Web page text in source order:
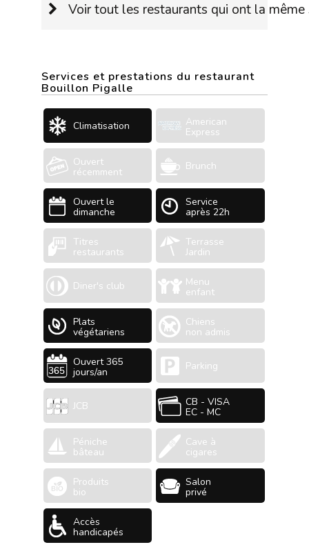
Voir tout les restaurants qui ont la même
Services et prestations du restaurant
Bouillon Pigalle
Climatisation American
Express
Ouvert
récemment Brunch
Ouvert le
dimanche
Service
après 22h
Titres
restaurants
Terrasse
Jardin
Diner's club Menu
enfant
Plats
végétariens
Chiens
non admis
Ouvert 365
jours/an Parking
JCB CB - VISA
EC - MC
Péniche
bâteau
Cave à
cigares
Produits
bio
Salon
privé
Accès
handicapés